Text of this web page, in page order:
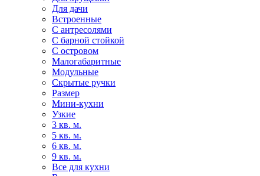
Для дачи
Встроенные
С антресолями
С барной стойкой
С островом
Малогабаритные
Модульные
Скрытые ручки
Размер
Мини-кухни
Узкие
3 кв. м.
5 кв. м.
6 кв. м.
9 кв. м.
Все для кухни